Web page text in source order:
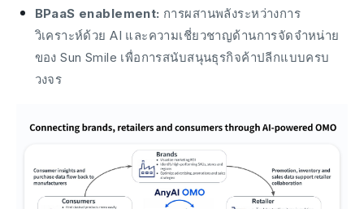
BPaaS enablement: การผสานพลังระหว่างการ
วิเคราะห์ด้วย AI และความเชี่ยวชาญด้านการจัดจำหน่าย
ของ Sun Smile เพื่อการสนับสนุนธุรกิจค้าปลีกแบบครบ
วงจร